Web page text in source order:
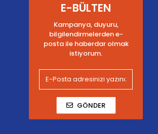
E-BÜLTEN
Kampanya, duyuru,
bilgilendirmelerden e-
posta ile haberdar olmak
istiyorum.
GÖNDER